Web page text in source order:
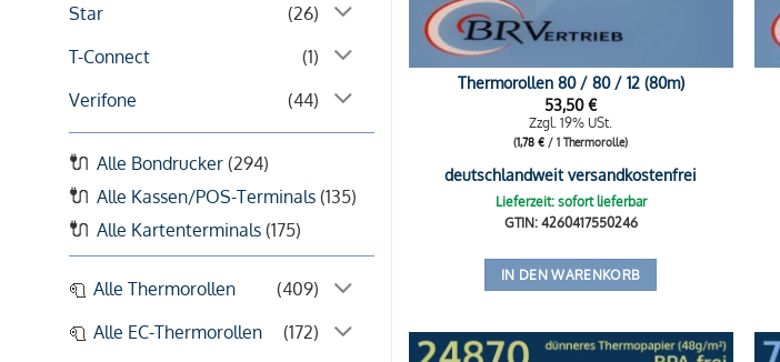
Star
(26)
T-Connect
(1)
Verifone
(44)
Alle Bondrucker (294)
Alle Kassen/POS-Terminals (135)
Alle Kartenterminals (175)
Alle Thermorollen
(409)
Alle EC-Thermorollen
(172)
Thermorollen 80 / 80 / 12 (80m)
53,50€
Zzgl. 19% USt.
(1,78€ / 1 Thermorolle)
deutschlandweit versandkostenfrei
Lieferzeit: sofort lieferbar
GTIN: 4260417550246
IN DEN WARENKORB